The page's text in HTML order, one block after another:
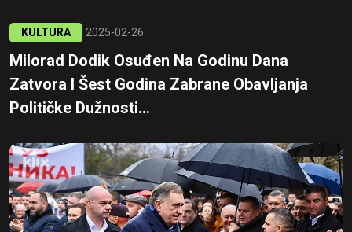
KULTURA 2025-02-26
Milorad Dodik Osuđen Na Godinu Dana
Zatvora I Šest Godina Zabrane Obavljanja
Političke Dužnosti...